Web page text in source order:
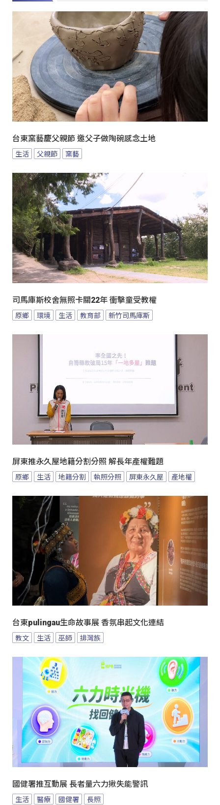
台東窯藝慶父親節 邀父子做陶碗感念土地
生活 父親節 窯藝
司馬庫斯校舍無照卡關22年 衝擊童受教權
原鄉 環境 生活 教育部 新竹司馬庫斯
屏東推永久屋地籍分割分照 解長年產權難題
原鄉 生活 地籍分割 執照分照 屏東永久屋 產地權
台東pulingau生命故事展 香氛串起文化連結
教文 生活 巫師 排灣族
國健署推互動展 長者量六力揪失能警訊
生活 醫療 國健署 長照